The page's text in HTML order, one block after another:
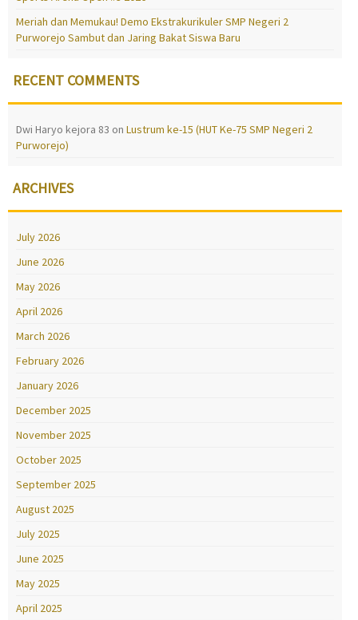
Meriah dan Memukau! Demo Ekstrakurikuler SMP Negeri 2
Purworejo Sambut dan Jaring Bakat Siswa Baru
RECENT COMMENTS
Dwi Haryo kejora 83 on Lustrum ke-15 (HUT Ke-75 SMP Negeri 2
Purworejo)
ARCHIVES
July 2026
June 2026
May 2026
April 2026
March 2026
February 2026
January 2026
December 2025
November 2025
October 2025
September 2025
August 2025
July 2025
June 2025
May 2025
April 2025